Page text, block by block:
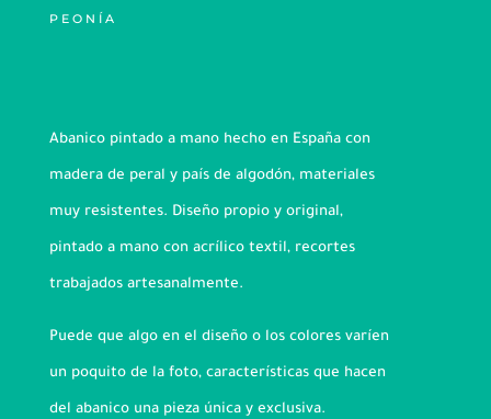
PEONÍA
Abanico pintado a mano hecho en España con
madera de peral y país de algodón, materiales
muy resistentes. Diseño propio y original,
pintado a mano con acrílico textil, recortes
trabajados artesanalmente.
Puede que algo en el diseño o los colores varíen
un poquito de la foto, características que hacen
del abanico una pieza única y exclusiva.